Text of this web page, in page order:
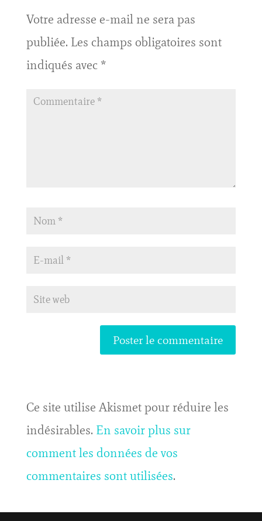
Votre adresse e-mail ne sera pas
publiée. Les champs obligatoires sont
indiqués avec *
Ce site utilise Akismet pour réduire les
indésirables. En savoir plus sur
comment les données de vos
commentaires sont utilisées.